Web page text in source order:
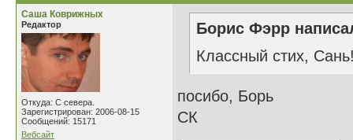
Саша Коврижных
Редактор
Откуда: С севера.
Зарегистрирован: 2006-08-15
Сообщений: 15171
Вебсайт
Борис Фэрр
Классный стих,
посибо, Борь
СК